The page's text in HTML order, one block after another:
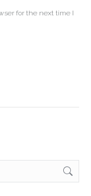
for the next time I